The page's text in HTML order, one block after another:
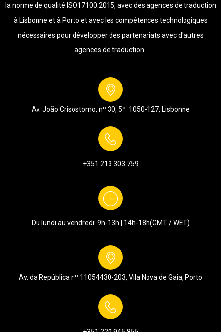
la norme de qualité ISO17100:2015, avec des agences de traduction
à Lisbonne et à Porto et avec les compétences technologiques
nécessaires pour développer des partenariats avec d'autres
agences de traduction.
Av. João Crisóstomo, nº 30, 5º 1050-127, Lisbonne
+351 213 303 759
Du lundi au vendredi: 9h-13h | 14h-18h(GMT / WET)
Av. da República nº 11054430-203, Vila Nova de Gaia, Porto